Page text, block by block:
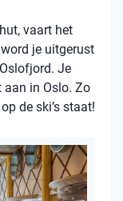
vaart het
je uitgerust
Je
aan in Oslo. Zo
de ski’s staat!